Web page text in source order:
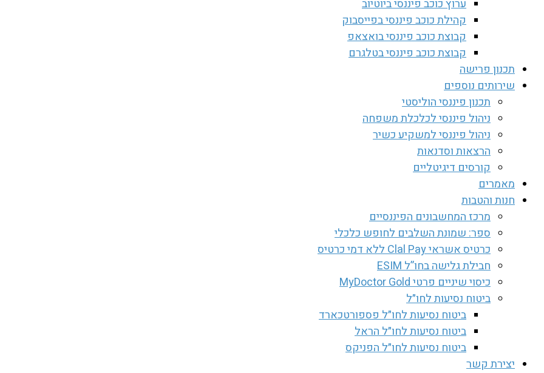
ערוץ כוכב פיננסי ביוטיוב
קהילת כוכב פיננסי בפייסבוק
קבוצת כוכב פיננסי בואצאפ
קבוצת כוכב פיננסי בטלגרם
תכנון פרישה
שירותים נוספים
תכנון פיננסי הוליסטי
ניהול פיננסי לכלכלת משפחה
ניהול פיננסי למשקיע כשיר
הרצאות וסדנאות
קורסים דיגיטליים
מאמרים
חנות והטבות
מרכז המחשבונים הפיננסיים
ספר: שמונת השלבים לחופש כלכלי
כרטיס אשראי Clal Pay ללא דמי כרטיס
חבילת גלישה בחו”ל ESIM
כיסוי שיניים פרטי MyDoctor Gold
ביטוח נסיעות לחו״ל
ביטוח נסיעות לחו״ל פספורטכארד
ביטוח נסיעות לחו״ל הראל
ביטוח נסיעות לחו״ל הפניקס
יצירת קשר